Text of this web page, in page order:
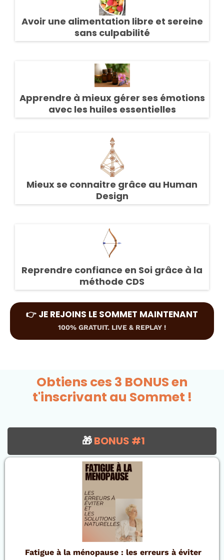
Avoir une alimentation libre et sereine
sans culpabilité
Apprendre à mieux gérer ses émotions
avec les huiles essentielles
Mieux se connaitre grâce au Human
Design
Reprendre confiance en Soi grâce à la
méthode CDS
👉 JE REJOINS LE SOMMET MAINTENANT
100% GRATUIT. LIVE & REPLAY !
Obtiens ces 3 BONUS en
t'inscrivant au Sommet !
🎁BONUS #1
Fatigue à la ménopause : les erreurs à éviter